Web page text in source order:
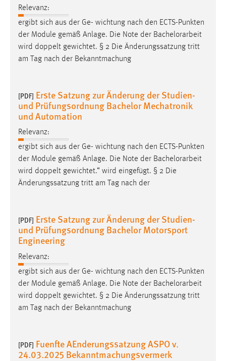
Relevanz:
ergibt sich aus der Ge- wichtung nach den ECTS-Punkten
der Module gemäß Anlage. Die Note der Bachelorarbeit
wird doppelt gewichtet. § 2 Die Änderungssatzung tritt
am Tag nach der Bekanntmachung
[PDF] Erste Satzung zur Änderung der Studien-
und Prüfungsordnung Bachelor Mechatronik
und Automation
Relevanz:
ergibt sich aus der Ge- wichtung nach den ECTS-Punkten
der Module gemäß Anlage. Die Note der Bachelorarbeit
wird doppelt gewichtet.“ wird eingefügt. § 2 Die
Änderungssatzung tritt am Tag nach der
[PDF] Erste Satzung zur Änderung der Studien-
und Prüfungsordnung Bachelor Motorsport
Engineering
Relevanz:
ergibt sich aus der Ge- wichtung nach den ECTS-Punkten
der Module gemäß Anlage. Die Note der Bachelorarbeit
wird doppelt gewichtet. § 2 Die Änderungssatzung tritt
am Tag nach der Bekanntmachung
[PDF] Fuenfte AEnderungssatzung ASPO v.
24.03.2025 Bekanntmachungsvermerk